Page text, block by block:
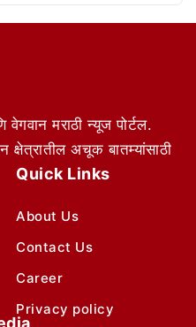
मराठी न्यूज पोर्टल.
अचूक बातम्यांसाठी
Quick Links
About Us
Contact Us
Career
Privacy policy